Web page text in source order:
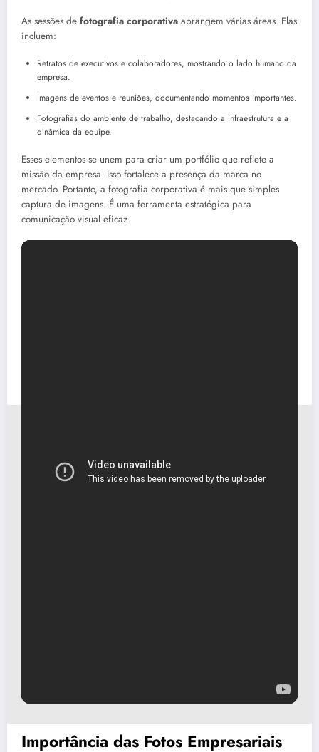
As sessões de fotografia corporativa abrangem várias áreas. Elas
incluem:
Retratos de executivos e colaboradores, mostrando o lado humano da
empresa.
Imagens de eventos e reuniões, documentando momentos importantes.
Fotografias do ambiente de trabalho, destacando a infraestrutura e a
dinâmica da equipe.
Esses elementos se unem para criar um portfólio que reflete a
missão da empresa. Isso fortalece a presença da marca no
mercado. Portanto, a fotografia corporativa é mais que simples
captura de imagens. É uma ferramenta estratégica para
comunicação visual eficaz.
Importância das Fotos Empresariais